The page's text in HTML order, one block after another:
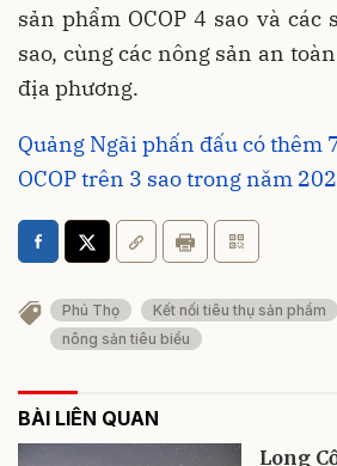
sản phẩm OCOP 4 sao và các
sao, cùng các nông sản an
địa phương.
Quảng Ngãi phấn đấu có thêm
OCOP trên 3 sao trong năm
Phú Thọ Kết nối tiêu thụ sản phẩm
nông sản tiêu biểu
BÀI LIÊN QUAN
Long